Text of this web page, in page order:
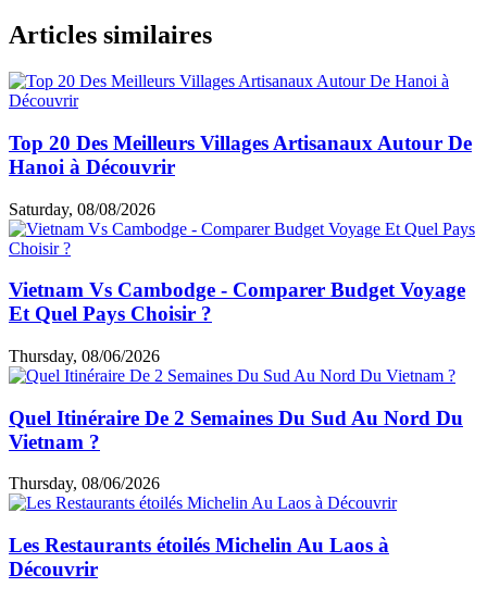
Articles similaires
Top 20 Des Meilleurs Villages Artisanaux Autour De
Hanoi à Découvrir
Saturday, 08/08/2026
Vietnam Vs Cambodge - Comparer Budget Voyage
Et Quel Pays Choisir ?
Thursday, 08/06/2026
Quel Itinéraire De 2 Semaines Du Sud Au Nord Du
Vietnam ?
Thursday, 08/06/2026
Les Restaurants étoilés Michelin Au Laos à
Découvrir